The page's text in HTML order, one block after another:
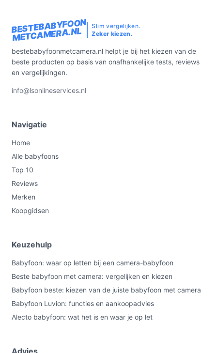
BESTEBABYFOON
METCAMERA.NL
Slim vergelijken.
Zeker kiezen.
bestebabyfoonmetcamera.nl helpt je bij het kiezen van de
beste producten op basis van onafhankelijke tests, reviews
en vergelijkingen.
info@lsonlineservices.nl
Navigatie
Home
Alle babyfoons
Top 10
Reviews
Merken
Koopgidsen
Keuzehulp
Babyfoon: waar op letten bij een camera-babyfoon
Beste babyfoon met camera: vergelijken en kiezen
Babyfoon beste: kiezen van de juiste babyfoon met camera
Babyfoon Luvion: functies en aankoopadvies
Alecto babyfoon: wat het is en waar je op let
Advies